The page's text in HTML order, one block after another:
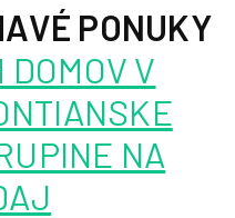
PONUKY
DOMOV V
NA